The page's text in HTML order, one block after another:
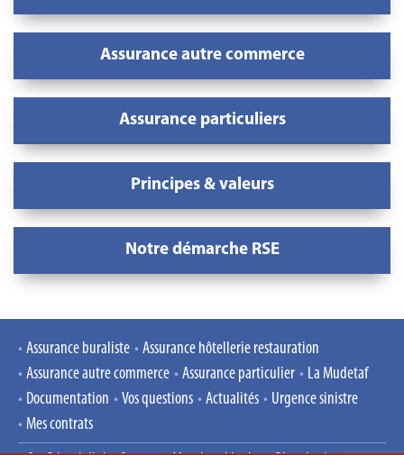
Assurance autre commerce
Assurance particuliers
Principes & valeurs
Notre démarche RSE
Assurance buraliste
Assurance hôtellerie restauration
Assurance autre commerce
Assurance particulier
La Mudetaf
Documentation
Vos questions Actualités
Urgence sinistre
Mes contrats